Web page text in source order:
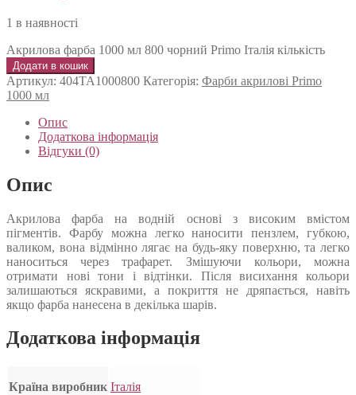
1 в наявності
Акрилова фарба 1000 мл 800 чорний Primo Італія кількість
Додати в кошик
Артикул: 404TA1000800 Категорія: Фарби акрилові Primo
1000 мл
Опис
Додаткова інформація
Відгуки (0)
Опис
Акрилова фарба на водній основі з високим вмістом
пігментів. Фарбу можна легко наносити пензлем, губкою,
валиком, вона відмінно лягає на будь-яку поверхню, та легко
наноситься через трафарет. Змішуючи кольори, можна
отримати нові тони і відтінки. Після висихання кольори
залишаються яскравими, а покриття не дряпається, навіть
якщо фарба нанесена в декілька шарів.
Додаткова інформація
Країна виробник Італія